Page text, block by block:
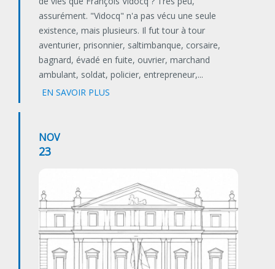
assurément. "Vidocq" n'a pas vécu une seule
existence, mais plusieurs. Il fut tour à tour
aventurier, prisonnier, saltimbanque, corsaire,
bagnard, évadé en fuite, ouvrier, marchand
ambulant, soldat, policier, entrepreneur,...
EN SAVOIR PLUS
NOV
23